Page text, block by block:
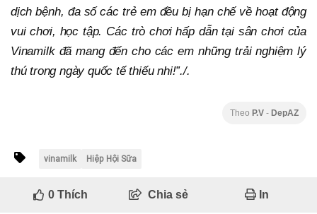
dịch bệnh, đa số các trẻ em đều bị hạn chế về hoạt động
vui chơi, học tập. Các trò chơi hấp dẫn tại sân chơi của
Vinamilk đã mang đến cho các em những trải nghiệm lý
thú trong ngày quốc tế thiếu nhi!”./.
Theo P.V - DepAZ
vinamilk Hiệp Hội Sữa
0Thích Chia sẻ In